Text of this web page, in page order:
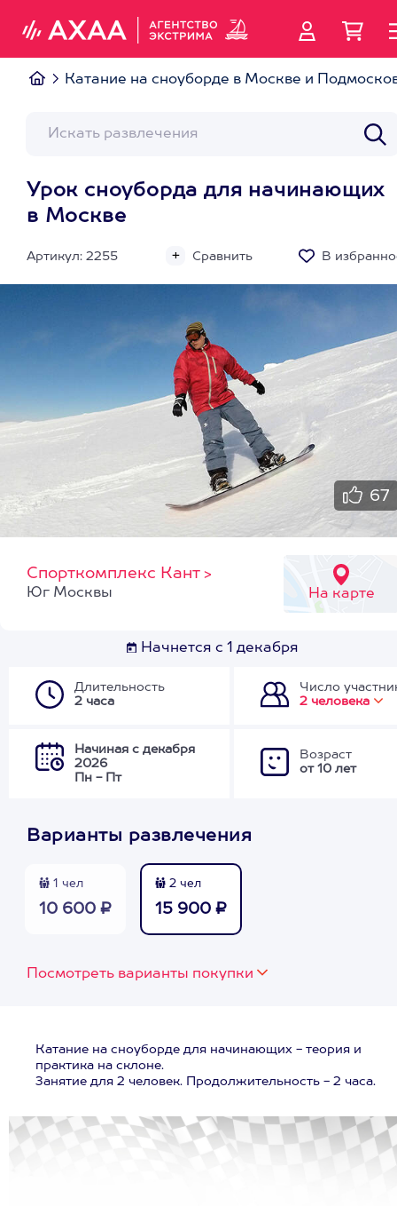
Катание на сноуборде в Москве и
Урок сноуборда для начинающих
в Москве
Артикул: 2255 Сравнить В
67
Спорткомплекс Кант >
На карте
Юг Москвы
Начнется с 1 декабря
Длительность
2 часа
Число
2 человека
Начиная с декабря
2026
Пн - Пт
Возраст
от 10 лет
Варианты развлечения
1 чел
10 600 ₽
2 чел
15 900 ₽
Посмотреть варианты покупки
Катание на сноуборде для начинающих - теория и
практика на склоне.
Занятие для 2 человек. Продолжительность - 2 часа.